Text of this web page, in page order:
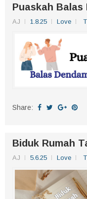
Puaskah Balas
AJ 1.8.25 Love
Share:
Biduk Rumah
AJ 5.6.25 Love